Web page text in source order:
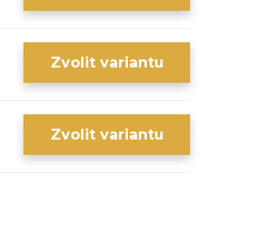
Zvolit variantu
Zvolit variantu